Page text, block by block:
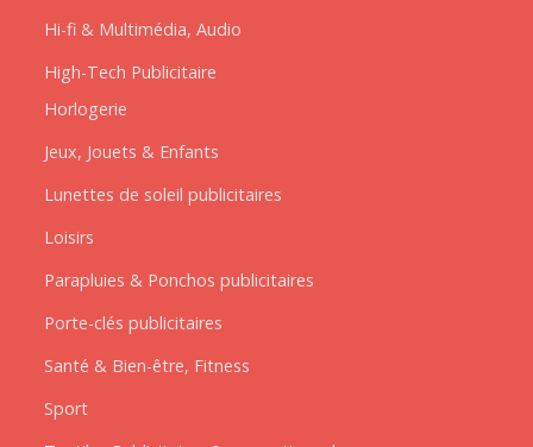
Hi-fi & Multimédia, Audio
High-Tech Publicitaire
Horlogerie
Jeux, Jouets & Enfants
Lunettes de soleil publicitaires
Loisirs
Parapluies & Ponchos publicitaires
Porte-clés publicitaires
Santé & Bien-être, Fitness
Sport